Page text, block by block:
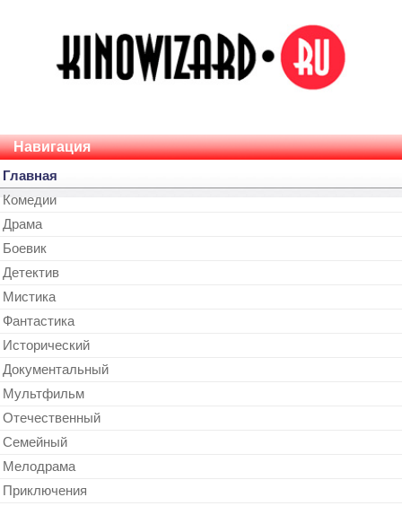
Навигация
Главная
Комедии
Драма
Боевик
Детектив
Мистика
Фантастика
Исторический
Документальный
Мультфильм
Отечественный
Cемейный
Мелодрама
Приключения